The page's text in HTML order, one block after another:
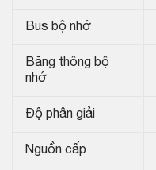
Bus bộ nhớ
Băng thông bộ
nhớ
Độ phân giải
Nguồn cấp